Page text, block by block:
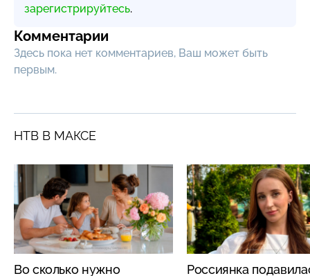
зарегистрируйтесь.
Комментарии
Здесь пока нет комментариев, Ваш может быть
первым.
НТВ В МАКСЕ
Во сколько нужно
Россиянка